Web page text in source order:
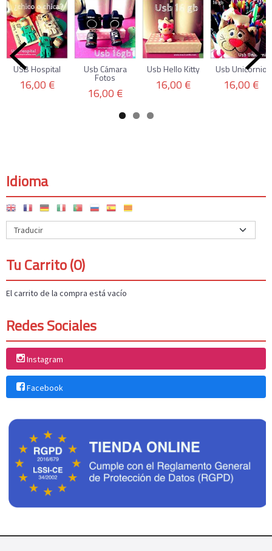
Idioma
Tu Carrito (0)
El carrito de la compra está vacío
Redes Sociales
Instagram
Facebook
USB Hospital
16,00 €
Usb Cámara
Fotos
16,00 €
Usb Hello Kitty
16,00 €
Usb Unicornio
16,00 €